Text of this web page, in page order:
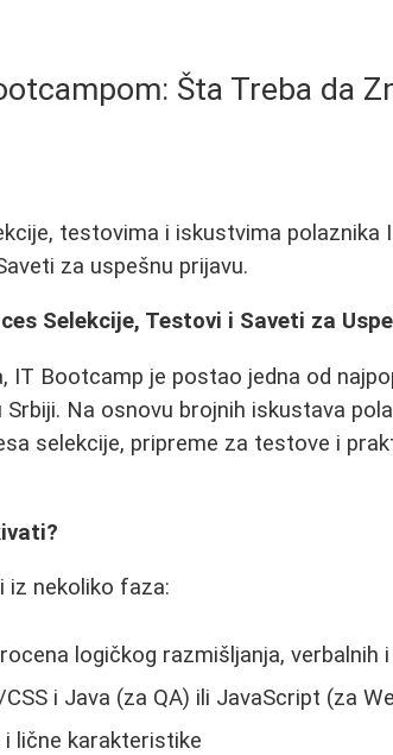
Šta Treba da
testovima i iskustvima polaznika
za uspešnu prijavu.
Selekcije, Testovi i Saveti za
IT Bootcamp je postao jedna od
Na osnovu brojnih iskustava
selekcije, pripreme za testove i
iz nekoliko faza:
logičkog razmišljanja, verbalnih
i Java (za QA) ili JavaScript (za
lične karakteristike